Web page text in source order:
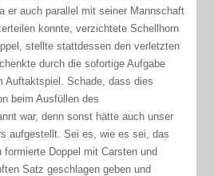
er auch parallel mit seiner Mannschaft
konnte, verzichtete Schellhorn
stellte stattdessen den verletzten
durch die sofortige Aufgabe
Auftaktspiel. Schade, dass dies
beim Ausfüllen des
war, denn sonst hätte auch unser
aufgestellt. Sei es, wie es sei, das
Doppel mit Carsten und
Satz geschlagen geben und